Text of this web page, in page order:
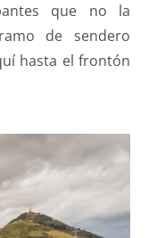
que no la
de sendero
hasta el frontón